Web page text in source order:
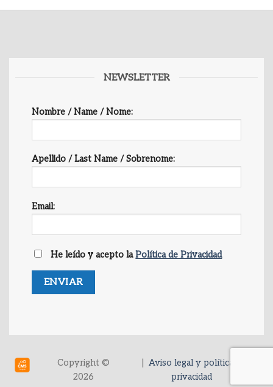
NEWSLETTER
Nombre / Name / Nome:
Apellido / Last Name / Sobrenome:
Email:
He leído y acepto laPolítica de Privacidad
Copyright ©
2026
|Aviso legal y política de
privacidad